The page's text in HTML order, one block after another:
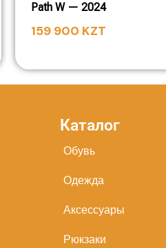
Path W — 2024
159 900 KZT
Каталог
Обувь
Одежда
Аксессуары
Рюкзаки